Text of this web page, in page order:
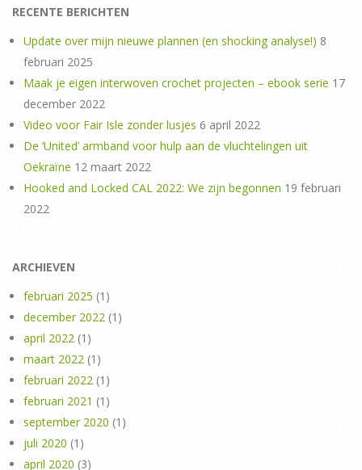
RECENTE BERICHTEN
Update over mijn nieuwe plannen (en shocking analyse!) 8
februari 2025
Maak je eigen interwoven crochet projecten – ebook serie 17
december 2022
Video voor Fair Isle zonder lusjes 6 april 2022
De ‘United’ armband voor hulp aan de vluchtelingen uit
Oekraïne 12 maart 2022
Hooked and Locked CAL 2022: We zijn begonnen 19 februari
2022
ARCHIEVEN
februari 2025 (1)
december 2022 (1)
april 2022 (1)
maart 2022 (1)
februari 2022 (1)
februari 2021 (1)
september 2020 (1)
juli 2020 (1)
april 2020 (3)